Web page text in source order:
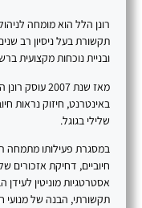
ובניית נוכחות מקצועית
מאז שנת 2007
באינטרנט, חיזוק נראות
שלילי בגוגל.
במסגרת פעילותו מתמחה
חיוביים, דחיקת אזכורים
תקשורתי, הבנה של מנועי